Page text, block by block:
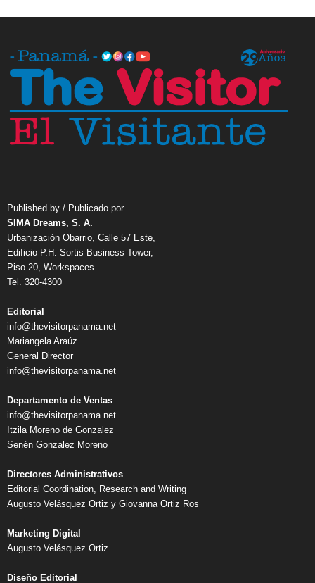
Published by / Publicado por
SIMA Dreams, S. A.
Urbanización Obarrio, Calle 57 Este,
Edificio P.H. Sortis Business Tower,
Piso 20, Workspaces
Tel. 320-4300
Editorial
info@thevisitorpanama.net
Mariangela Araúz
General Director
info@thevisitorpanama.net
Departamento de Ventas
info@thevisitorpanama.net
Itzila Moreno de Gonzalez
Senén Gonzalez Moreno
Directores Administrativos
Editorial Coordination, Research and Writing
Augusto Velásquez Ortiz y Giovanna Ortiz Ros
Marketing Digital
Augusto Velásquez Ortiz
Diseño Editorial